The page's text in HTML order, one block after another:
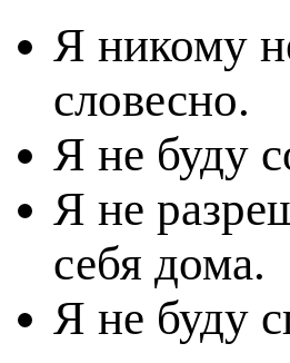
Я никому
словесно.
Я не буду
Я не
себя дома.
Я не буду